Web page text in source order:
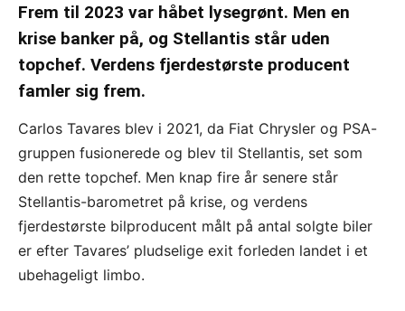
Frem til 2023 var håbet lysegrønt. Men en
krise banker på, og Stellantis står uden
topchef. Verdens fjerdestørste producent
famler sig frem.
Carlos Tavares blev i 2021, da Fiat Chrysler og PSA-
gruppen fusionerede og blev til Stellantis, set som
den rette topchef. Men knap fire år senere står
Stellantis-barometret på krise, og verdens
fjerdestørste bilproducent målt på antal solgte biler
er efter Tavares’ pludselige exit forleden landet i et
ubehageligt limbo.